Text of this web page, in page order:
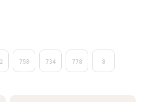
758 734 778 8